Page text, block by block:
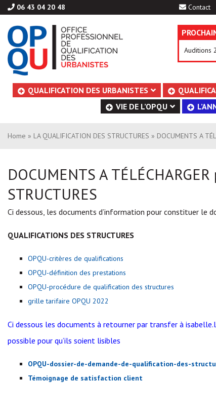
06 43 04 20 48 Contact
Auditions
Aller
au
QUALIFICATION DES URBANISTES
VIE DE L’OPQU
Home » LA QUALIFICATION DES STRUCTURES » DOCUMENTS A
DOCUMENTS A
STRUCTURES
Ci dessous, les documents d’information pour constituer le
QUALIFICATIONS DES STRUCTURES
OPQU-critères de qualifications
OPQU-définition des prestations
OPQU-procédure de qualification des structures
grille tarifaire OPQU 2022
Ci dessous les documents à retourner par transfer à
possible pour qu’ils soient lisibles
OPQU-dossier-de-demande-de-qualification-des-
Témoignage de satisfaction client